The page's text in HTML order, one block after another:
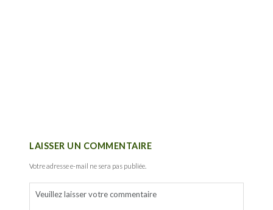
LAISSER UN COMMENTAIRE
Votre adresse e-mail ne sera pas publiée.